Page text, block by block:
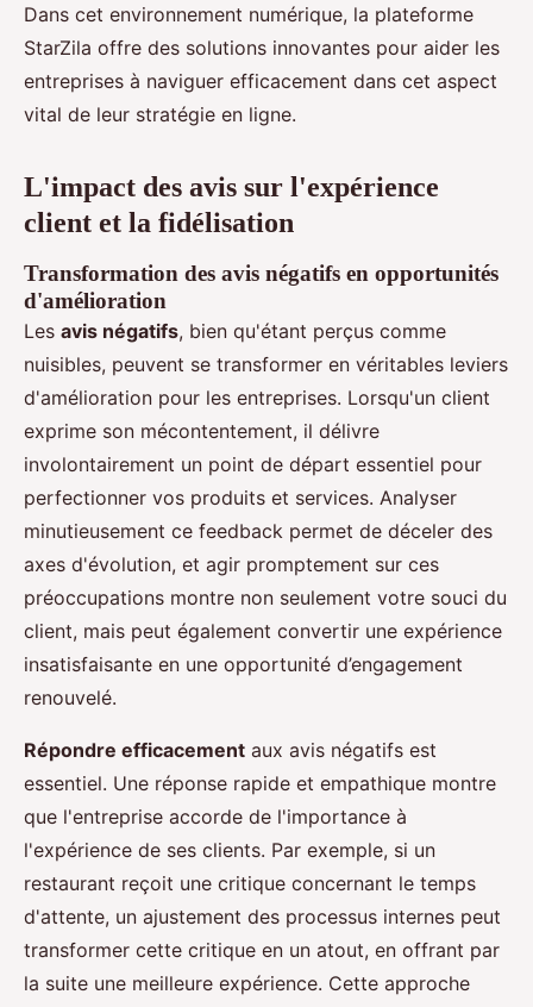
Dans cet environnement numérique, la plateforme
StarZila offre des solutions innovantes pour aider les
entreprises à naviguer efficacement dans cet aspect
vital de leur stratégie en ligne.
L'impact des avis sur l'expérience
client et la fidélisation
Transformation des avis négatifs en opportunités
d'amélioration
Les avis négatifs, bien qu'étant perçus comme
nuisibles, peuvent se transformer en véritables leviers
d'amélioration pour les entreprises. Lorsqu'un client
exprime son mécontentement, il délivre
involontairement un point de départ essentiel pour
perfectionner vos produits et services. Analyser
minutieusement ce feedback permet de déceler des
axes d'évolution, et agir promptement sur ces
préoccupations montre non seulement votre souci du
client, mais peut également convertir une expérience
insatisfaisante en une opportunité d’engagement
renouvelé.
Répondre efficacement aux avis négatifs est
essentiel. Une réponse rapide et empathique montre
que l'entreprise accorde de l'importance à
l'expérience de ses clients. Par exemple, si un
restaurant reçoit une critique concernant le temps
d'attente, un ajustement des processus internes peut
transformer cette critique en un atout, en offrant par
la suite une meilleure expérience. Cette approche